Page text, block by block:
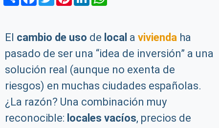
El cambio de uso de local a vivienda ha
pasado de ser una “idea de inversión” a una
solución real (aunque no exenta de
riesgos) en muchas ciudades españolas.
¿La razón? Una combinación muy
reconocible: locales vacíos, precios de